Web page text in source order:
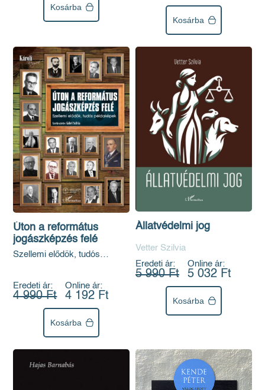
Kosárba
Kosárba
Úton a református
jogászképzés felé
Szellemi elődök, tudós
Eredeti ár:
4 990 Ft
Online ár:
4 192 Ft
Kosárba
Állatvédelmi jog
Vetter Szilvia
Eredeti ár:
5 990 Ft
Online ár:
5 032 Ft
Kosárba